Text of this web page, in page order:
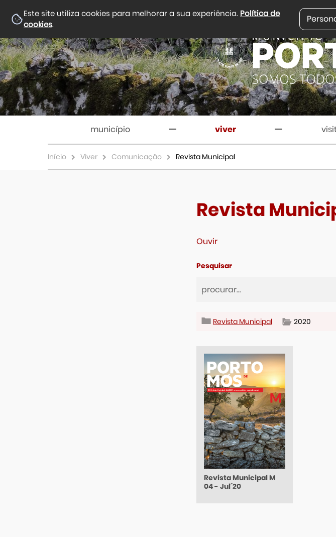
Este site utiliza cookies para melhorar a sua experiência. Política de
cookies.
município viver
Início Viver Comunicação Revista Municipal
Revista
Ouvir
Pesquisar
Revista Municipal 2020
Revista Municipal M
04 - Jul´20